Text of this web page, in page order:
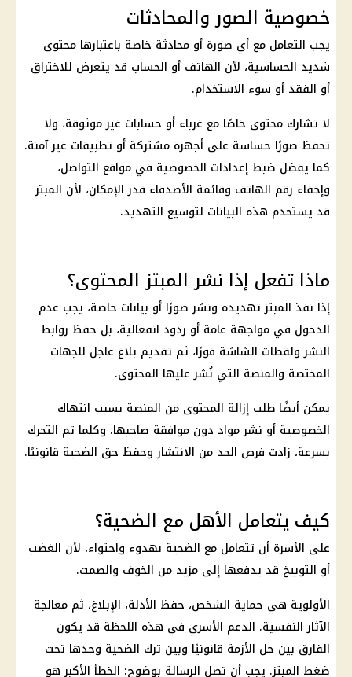
خصوصية الصور والمحادثات
يجب التعامل مع أي صورة أو محادثة خاصة باعتبارها محتوى
شديد الحساسية، لأن الهاتف أو الحساب قد يتعرض للاختراق
أو الفقد أو سوء الاستخدام.
لا تشارك محتوى خاصًا مع غرباء أو حسابات غير موثوقة، ولا
تحفظ صورًا حساسة على أجهزة مشتركة أو تطبيقات غير آمنة.
كما يفضل ضبط إعدادات الخصوصية في مواقع التواصل،
وإخفاء رقم الهاتف وقائمة الأصدقاء قدر الإمكان، لأن المبتز
قد يستخدم هذه البيانات لتوسيع التهديد.
ماذا تفعل إذا نشر المبتز المحتوى؟
إذا نفذ المبتز تهديده ونشر صورًا أو بيانات خاصة، يجب عدم
الدخول في مواجهة عامة أو ردود انفعالية، بل حفظ روابط
النشر ولقطات الشاشة فورًا، ثم تقديم بلاغ عاجل للجهات
المختصة والمنصة التي نُشر عليها المحتوى.
يمكن أيضًا طلب إزالة المحتوى من المنصة بسبب انتهاك
الخصوصية أو نشر مواد دون موافقة صاحبها. وكلما تم التحرك
بسرعة، زادت فرص الحد من الانتشار وحفظ حق الضحية قانونيًا.
كيف يتعامل الأهل مع الضحية؟
على الأسرة أن تتعامل مع الضحية بهدوء واحتواء، لأن الغضب
أو التوبيخ قد يدفعها إلى مزيد من الخوف والصمت.
الأولوية هي حماية الشخص، حفظ الأدلة، الإبلاغ، ثم معالجة
الآثار النفسية. الدعم الأسري في هذه اللحظة قد يكون
الفارق بين حل الأزمة قانونيًا وبين ترك الضحية وحدها تحت
ضغط المبتز. يجب أن تصل الرسالة بوضوح: الخطأ الأكبر هو